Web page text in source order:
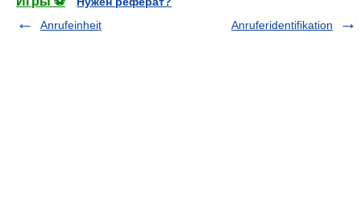
Anrufeinheit
Anruferidentifikation